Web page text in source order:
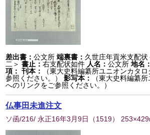
差出書：公文所 端裏書： 久世庄年貢米支配
二＞書止：右支配状如件 人名：公文所 地名：
項： 刊本：
（東大史料編纂所ユニオンカタ
参照ください。）
影写本：
（東大史料編纂
へのリンクをご参照ください。）
仏事田未進注文
ソ函/216/ 永正16年3月9日 （1519）